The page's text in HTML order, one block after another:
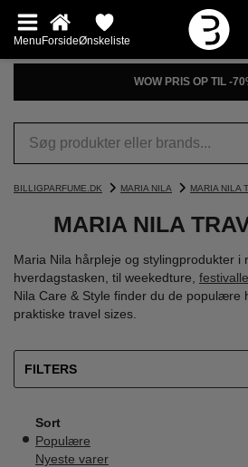
MenuForsideØnskeliste
PRØV
BILLIGPARFUME.DK MARIA NILA MARIA NILA
MARIA NILA
Maria Nila hårpleje og stylingprodukter i
hverdagstasken, til weekedture,
Nila Care & Style finder du de populære
praktiske travel sizes.
FILTERS
Sort
Populære
Nyeste varer